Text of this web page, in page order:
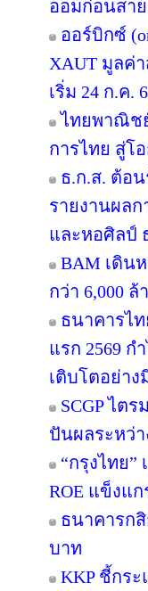
ออมก่อนสาย
ออร์บิกซ์
XAUT มูลค่
เริ่ม 24 ก.ค.
ไทยพาณิช
การไทย สู่โ
ธ.ก.ส. ต้อ
รายงานผล
และหอศิลป์
BAM เดิน
กว่า 6,000
ธนาคารไ
แรก 2569 ก
เติบโตอย่า
SCGP ไต
ปันผลระหว่
“กรุงไทย”
ROE แข็งแ
ธนาคารกสิ
บาท
KKP ชี้กร